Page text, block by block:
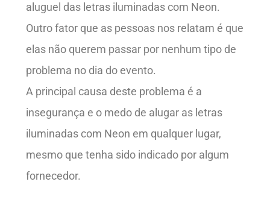
aluguel das letras iluminadas com Neon.
Outro fator que as pessoas nos relatam é que
elas não querem passar por nenhum tipo de
problema no dia do evento.
A principal causa deste problema é a
insegurança e o medo de alugar as letras
iluminadas com Neon em qualquer lugar,
mesmo que tenha sido indicado por algum
fornecedor.